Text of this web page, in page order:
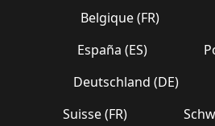
Belgique (FR)
España (ES)
Deutschland (DE)
Suisse (FR)